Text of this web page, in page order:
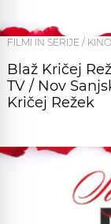
FILMI IN SERIJE /
Blaž Kričej
TV / Nov
Kričej Režek